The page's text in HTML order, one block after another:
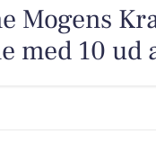
Mogens
med 10 ud